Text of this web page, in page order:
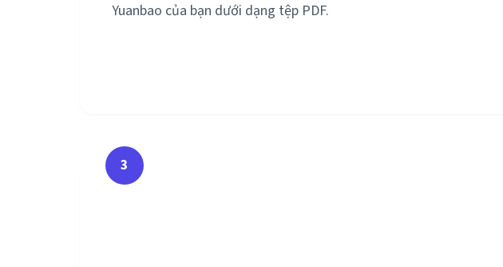
Yuanbao của bạn dưới dạng tệp PDF.
3